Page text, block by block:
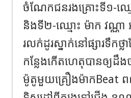
ចំណែកជនរងគ្រោះទី១-ឈ្ម
និងទី២-ឈ្មោះ ម៉ាក វណ្ណា
រលក់ដូរស្នាក់នៅផ្សារទឹកថ្
កន្លែងកើតហេតុបានឲ្យដឹ
ម៉ូតូមួយគ្រឿងម៉ាកBeat ព